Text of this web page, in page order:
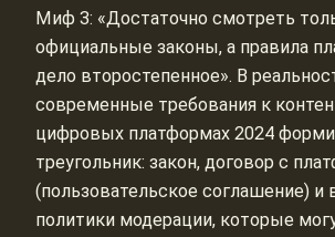
Миф 3: «Достаточно смотреть
официальные законы, а правила
дело второстепенное». В
современные требования к
цифровых платформах 2024
треугольник: закон, договор с
(пользовательское соглашение) и
политики модерации, которые